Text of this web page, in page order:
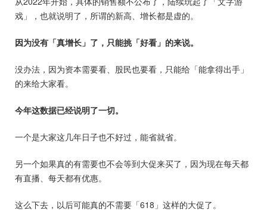
戏」，也就说明了，所谓的新高、增长都是虚的。
因为没有「真增长」了，只能挑「好看」的来说。
没办法，因为资本需要看、股民也要看，只能给「能拿得出手」
的来给大家看。
今年这数据已经说明了一切。
一个是大家这几年日子也不好过，能省就省。
另一个如果真的有需要也不会等到大促来买了，因为现在每天都
有直播、每天都有优惠。
这么下去，以后可能真的不需要「618」这样的大促了。